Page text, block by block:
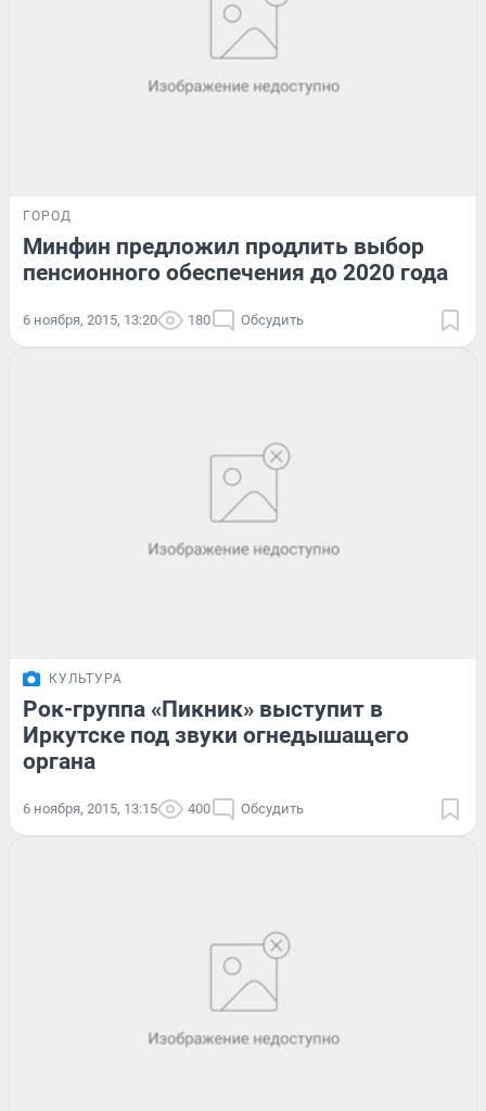
ГОРОД
Минфин предложил продлить выбор
пенсионного обеспечения до 2020 года
6 ноября, 2015, 13:20 180 Обсудить
КУЛЬТУРА
Рок-группа «Пикник» выступит в
Иркутске под звуки огнедышащего
органа
6 ноября, 2015, 13:15 400 Обсудить